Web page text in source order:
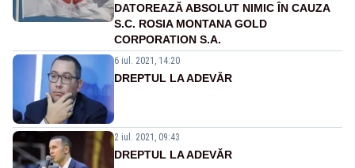
DATOREAZĂ ABSOLUT NIMIC ÎN CAUZA
S.C. ROSIA MONTANA GOLD
CORPORATION S.A.
6 iul. 2021, 14:20
DREPTUL LA ADEVĂR
2 iul. 2021, 09:43
DREPTUL LA ADEVĂR